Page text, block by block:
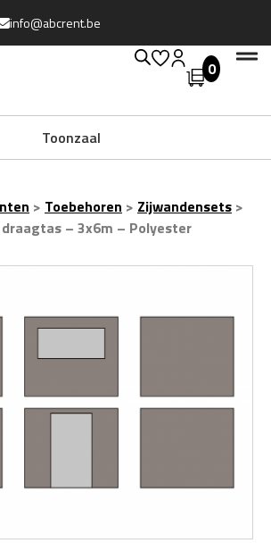
info@abcrent.be
0
Toonzaal
Uitgebreide collectie
> Toebehoren > Zijwandensets >
– 3x6m – Polyester